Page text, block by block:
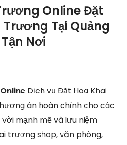
Online Đặt
Tại Quảng
Nơi
Dịch vụ Đặt Hoa Khai
án hoàn chỉnh cho các
mạnh mẽ và lưu niệm
trương shop, văn phòng,